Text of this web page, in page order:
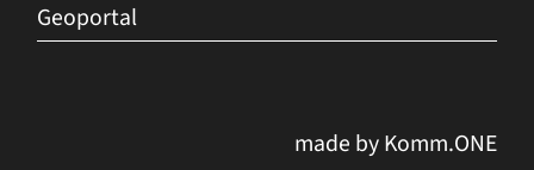
Geoportal
made byKomm.ONE